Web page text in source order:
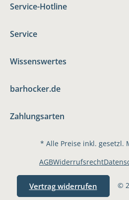
Service-Hotline
Service
Wissenswertes
barhocker.de
Zahlungsarten
* Alle Preise inkl. gesetzl.
Vertrag widerrufen ©
AGBWiderrufsrecht